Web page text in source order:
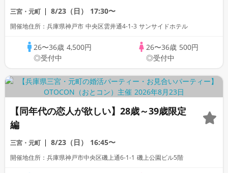
券が当たる～個室スタイル/WhiteKey AI
Matching/マッチングあり
三宮・元町 8/23（日） 17:30〜
開催地住所：兵庫県神戸市 中央区雲井通4-1-3 サンサイドホテル
26〜36歳 4,500円
◎受付中
26〜36歳 500円
◎受付中
【同年代の恋人が欲しい】28歳～39歳限定
編
三宮・元町 8/23（日） 16:45〜
開催地住所：兵庫県神戸市中央区磯上通6-1-1 磯上公園ビル5階